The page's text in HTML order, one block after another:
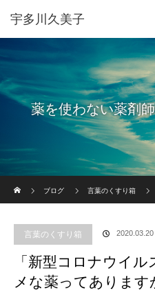
宇多川久美子
薬を使わない薬剤
ブログ
言葉のくすり箱
言葉のくすり箱 2020.03.20
「新型コロナウイ
メな薬ってあります